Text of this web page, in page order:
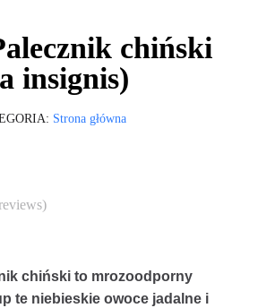
chiński
insignis)
Strona główna
chiński to mrozoodporny
te niebieskie owoce jadalne i